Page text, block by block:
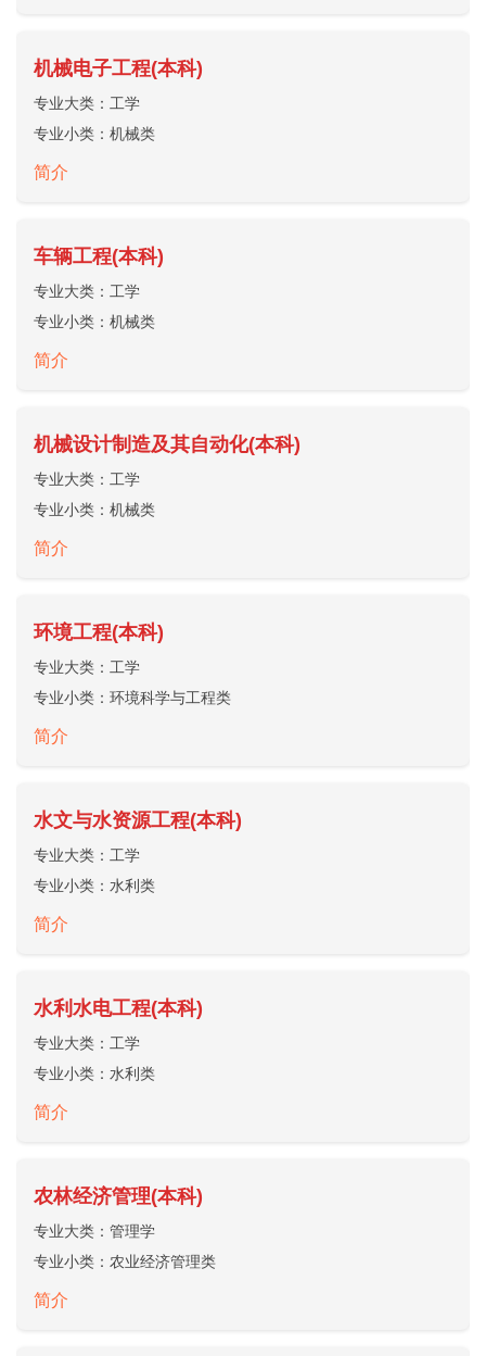
机械电子工程(本科)
专业大类： 工学
专业小类： 机械类
简介
车辆工程(本科)
专业大类： 工学
专业小类： 机械类
简介
机械设计制造及其自动化(本科)
专业大类： 工学
专业小类： 机械类
简介
环境工程(本科)
专业大类： 工学
专业小类： 环境科学与工程类
简介
水文与水资源工程(本科)
专业大类： 工学
专业小类： 水利类
简介
水利水电工程(本科)
专业大类： 工学
专业小类： 水利类
简介
农林经济管理(本科)
专业大类： 管理学
专业小类： 农业经济管理类
简介